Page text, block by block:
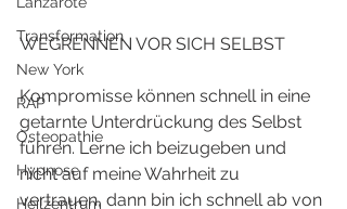
Transformation
New York
RAP
Osteopathie
Hypnose
Heilzentrum
WEGRENNEN VOR SICH SELBST
Kompromisse können schnell in eine
getarnte Unterdrückung des Selbst
führen. Lerne ich beizugeben und
nicht auf meine Wahrheit zu
vertrauen, dann bin ich schnell ab von